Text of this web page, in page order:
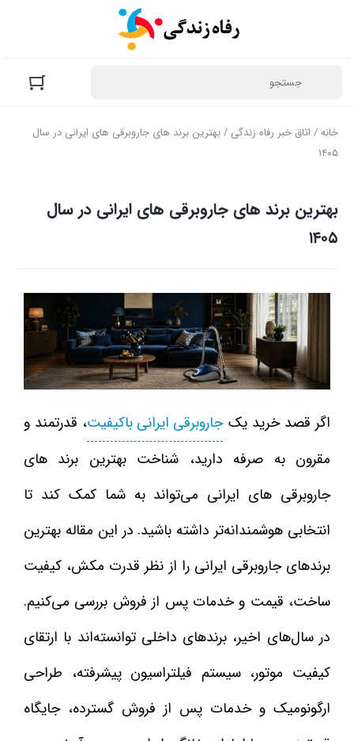
خانه/ اتاق خبر رفاه زندگی / بهترین برند های جاروبرقی‌ های ایرانی در سال
۱۴۰۵
بهترین برند های جاروبرقی‌ های ایرانی در سال
۱۴۰۵
اگر قصد خرید یکجاروبرقی ایرانی باکیفیت، قدرتمند و
مقرون‌ به‌ صرفه دارید، شناخت بهترین برند های
جاروبرقی های ایرانی می‌تواند به شما کمک کند تا
انتخابی هوشمندانه‌تر داشته باشید. در این مقاله بهترین
برندهای جاروبرقی ایرانی را از نظر قدرت مکش، کیفیت
ساخت، قیمت و خدمات پس از فروش بررسی می‌کنیم.
در سال‌های اخیر، برندهای داخلی توانسته‌اند با ارتقای
کیفیت موتور، سیستم فیلتراسیون پیشرفته، طراحی
ارگونومیک و خدمات پس از فروش گسترده، جایگاه